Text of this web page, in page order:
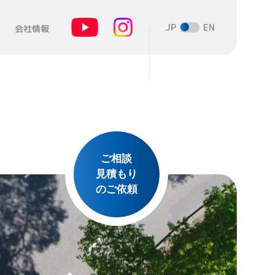
会社情報 JP EN
ご相談
見積もり
のご依頼